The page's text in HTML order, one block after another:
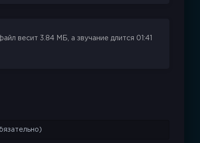
весит 3.84 МБ, а звучание длится 01:41